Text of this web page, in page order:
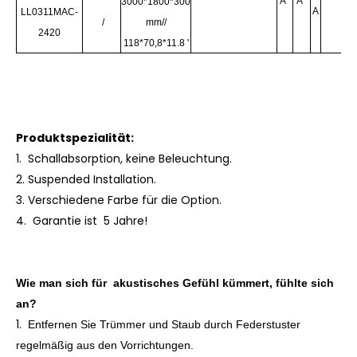
A
LL0311MAC-
2420
/
mm//
118*70,8*11.8 '
Produktspezialität:
1. Schallabsorption, keine Beleuchtung.
2. Suspended Installation.
3. Verschiedene Farbe für die Option.
4. Garantie ist 5 Jahre!
Wie man sich für akustisches Gefühl kümmert, fühlte sich
an?
1.
Entfernen Sie Trümmer und Staub durch Federstuster
regelmäßig aus den Vorrichtungen.